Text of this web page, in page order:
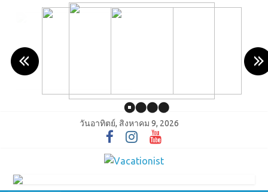
วันอาทิตย์, สิงหาคม 9, 2026